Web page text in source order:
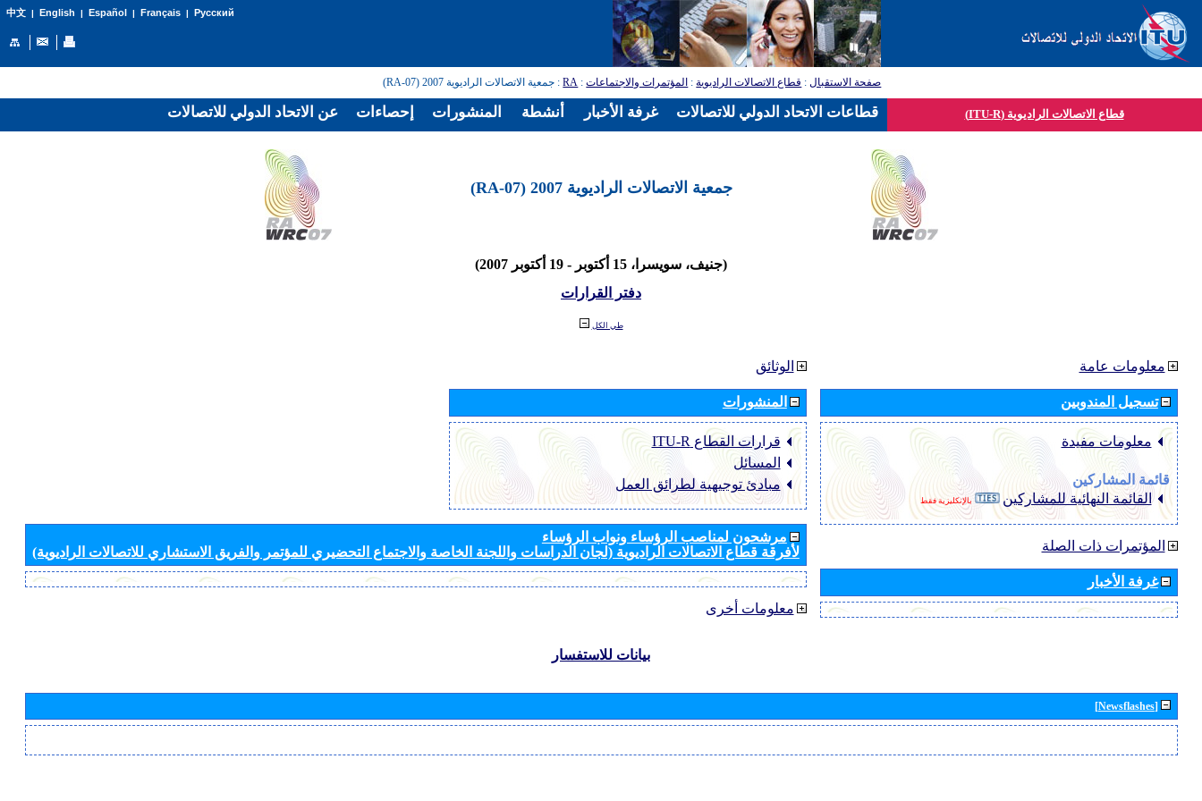
中文| English | Español | Français| Русский
صفحة الاستقبال: قطاع الاتصالات الراديوية: المؤتمرات والاجتماعات:
RA: جمعية الاتصالات الراديوية 2007 (RA-07)
قطاع الاتصالات الراديوية (ITU-R)
جمعية الاتصالات الراديوية 2007 (RA-07)
(جنيف، سويسرا، 15 أكتوبر - 19 أكتوبر 2007)
دفتر القرارات
طي الكل
الوثائق
المنشورات
قرارات القطاع ‏ITU-R
المسائل
مبادئ توجيهية لطرائق العمل
مرشحون لمناصب الرؤساء ونواب الرؤساء
لأفرقة قطاع الاتصالات الراديوية (لجان الدراسات واللجنة الخاصة والاجتماع التحضيري للمؤتمر والفريق الاستشاري للاتصالات الراديوية)
معلومات أخرى
معلومات عامة
تسجيل المندوبين
معلومات مفيدة
قائمة المشاركين
القائمة النهائية للمشاركين
بالإنكليزية فقط
المؤتمرات ذات الصلة
غرفة الأخبار
بيانات للاستفسار
[Newsflashes]
عن الاتحاد الدولي للاتصالات إحصاءات المنشورات أنشطة غرفة الأخبار قطاعات الاتحاد الدولي للاتصالات